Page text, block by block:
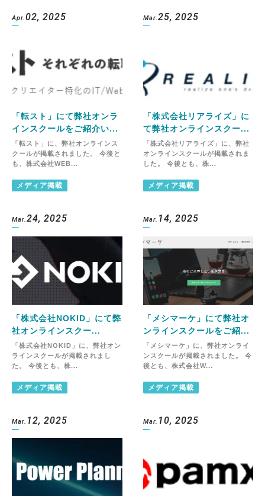
Apr.02, 2025
「転スト」にて弊社オンラ
インスクールをご紹介い...
「転スト」に、弊社オンラインス
クールが掲載されました。 今後と
も、株式会社WEB...
メディア掲載
Mar.25, 2025
「株式会社リアライズ」に
て弊社オンラインスクー...
「株式会社リアライズ」に、弊社
オンラインスクールが掲載されま
した。 今後とも、株...
メディア掲載
Mar.24, 2025
「株式会社NOKID」にて弊
社オンラインスクー...
「株式会社NOKID」に、弊社オン
ラインスクールが掲載されまし
た。 今後とも、株...
メディア掲載
Mar. 14, 2025
「メシマーケ」にて弊社オ
ンラインスクールをご紹...
「メシマーケ」に、弊社オンライ
ンスクールが掲載されました。 今
後とも、株式会社W...
メディア掲載
Mar. 12, 2025 Mar. 10, 2025